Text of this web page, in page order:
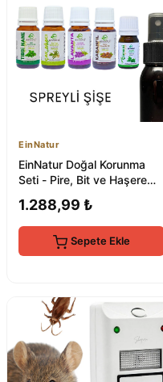
EinNatur
EinNatur Doğal Korunma
Seti - Pire, Bit ve Haşere
1.288,99 ₺
Sepete Ekle